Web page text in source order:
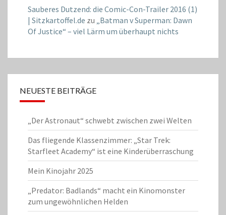
Sauberes Dutzend: die Comic-Con-Trailer 2016 (1)
| Sitzkartoffel.de zu „Batman v Superman: Dawn
Of Justice“ – viel Lärm um überhaupt nichts
NEUESTE BEITRÄGE
„Der Astronaut“ schwebt zwischen zwei Welten
Das fliegende Klassenzimmer: „Star Trek:
Starfleet Academy“ ist eine Kinderüberraschung
Mein Kinojahr 2025
„Predator: Badlands“ macht ein Kinomonster
zum ungewöhnlichen Helden